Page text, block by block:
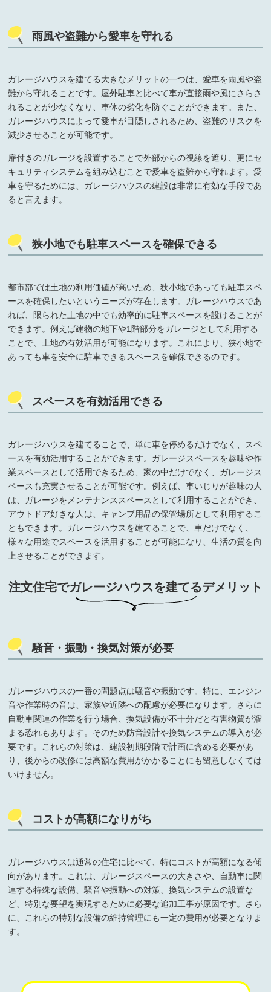
雨風や盗難から愛車を守れる
ガレージハウスを建てる大きなメリットの一つは、愛車を雨風や盗
難から守れることです。屋外駐車と比べて車が直接雨や風にさらさ
れることが少なくなり、車体の劣化を防ぐことができます。また、
ガレージハウスによって愛車が目隠しされるため、盗難のリスクを
減少させることが可能です。
扉付きのガレージを設置することで外部からの視線を遮り、更にセ
キュリティシステムを組み込むことで愛車を盗難から守れます。愛
車を守るためには、ガレージハウスの建設は非常に有効な手段であ
ると言えます。
狭小地でも駐車スペースを確保できる
都市部では土地の利用価値が高いため、狭小地であっても駐車スペ
ースを確保したいというニーズが存在します。ガレージハウスであ
れば、限られた土地の中でも効率的に駐車スペースを設けることが
できます。例えば建物の地下や1階部分をガレージとして利用する
ことで、土地の有効活用が可能になります。これにより、狭小地で
あっても車を安全に駐車できるスペースを確保できるのです。
スペースを有効活用できる
ガレージハウスを建てることで、単に車を停めるだけでなく、スペ
ースを有効活用することができます。ガレージスペースを趣味や作
業スペースとして活用できるため、家の中だけでなく、ガレージス
ペースも充実させることが可能です。例えば、車いじりが趣味の人
は、ガレージをメンテナンススペースとして利用することができ、
アウトドア好きな人は、キャンプ用品の保管場所として利用するこ
ともできます。ガレージハウスを建てることで、車だけでなく、
様々な用途でスペースを活用することが可能になり、生活の質を向
上させることができます。
注文住宅でガレージハウスを建てるデメリット
騒音・振動・換気対策が必要
ガレージハウスの一番の問題点は騒音や振動です。特に、エンジン
音や作業時の音は、家族や近隣への配慮が必要になります。さらに
自動車関連の作業を行う場合、換気設備が不十分だと有害物質が溜
まる恐れもあります。そのため防音設計や換気システムの導入が必
要です。これらの対策は、建設初期段階で計画に含める必要があ
り、後からの改修には高額な費用がかかることにも留意しなくては
いけません。
コストが高額になりがち
ガレージハウスは通常の住宅に比べて、特にコストが高額になる傾
向があります。これは、ガレージスペースの大きさや、自動車に関
連する特殊な設備、騒音や振動への対策、換気システムの設置な
ど、特別な要望を実現するために必要な追加工事が原因です。さら
に、これらの特別な設備の維持管理にも一定の費用が必要となりま
す。